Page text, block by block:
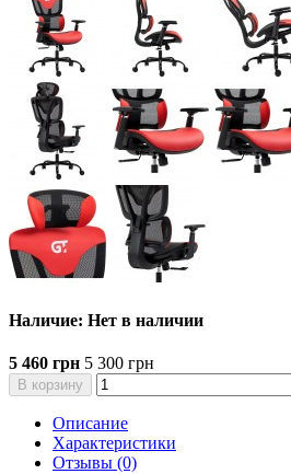
Наличие: Нет в наличии
5 460 грн 5 300 грн
В корзину
Описание
Характеристики
Отзывы (0)